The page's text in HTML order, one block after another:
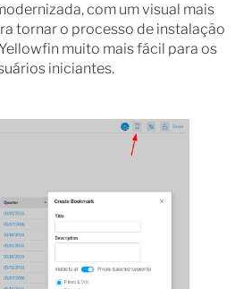
com um visual mais
tornar o processo de instalação
muito mais fácil para os
iniciantes.